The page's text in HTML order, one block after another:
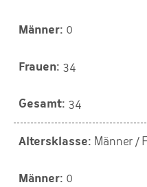
0
34
34
Männer /
0